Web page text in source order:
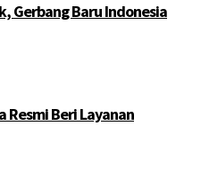
Gerbang Baru Indonesia
Resmi Beri Layanan